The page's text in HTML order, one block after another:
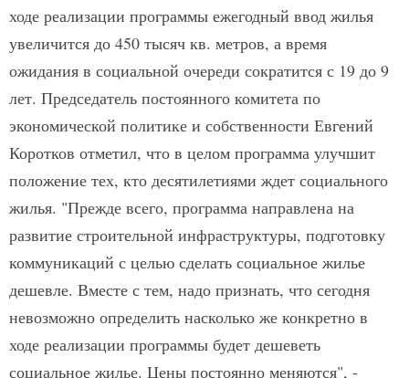
ходе реализации программы ежегодный ввод жилья
увеличится до 450 тысяч кв. метров, а время
ожидания в социальной очереди сократится с 19 до 9
лет. Председатель постоянного комитета по
экономической политике и собственности Евгений
Коротков отметил, что в целом программа улучшит
положение тех, кто десятилетиями ждет социального
жилья. "Прежде всего, программа направлена на
развитие строительной инфраструктуры, подготовку
коммуникаций с целью сделать социальное жилье
дешевле. Вместе с тем, надо признать, что сегодня
невозможно определить насколько же конкретно в
ходе реализации программы будет дешеветь
социальное жилье. Цены постоянно меняются", -